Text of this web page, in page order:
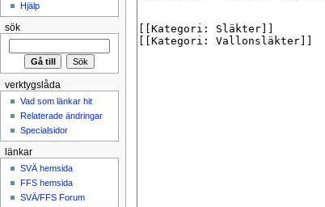
Hjälp
sök
verktygslåda
Vad som länkar hit
Relaterade ändringar
Specialsidor
länkar
SVÄ hemsida
FFS hemsida
SVÄ/FFS Forum